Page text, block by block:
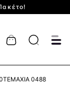
Cart
0488